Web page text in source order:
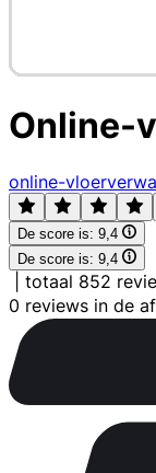
Online-
online-
De score is: 9,4
De score is: 9,4
totaal 852
0 reviews in de